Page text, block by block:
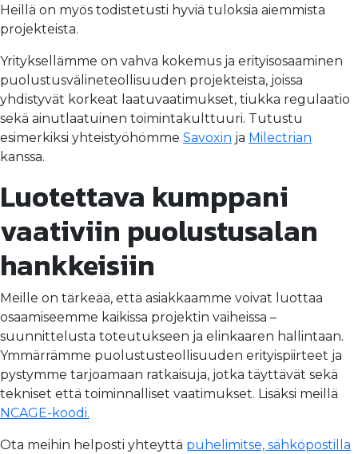
Heillä on myös todistetusti hyviä tuloksia aiemmista
projekteista.
Yrityksellämme on vahva kokemus ja erityisosaaminen
puolustusvälineteollisuuden projekteista, joissa
yhdistyvät korkeat laatuvaatimukset, tiukka regulaatio
sekä ainutlaatuinen toimintakulttuuri. Tutustu
esimerkiksi yhteistyöhömme Savoxin ja Milectrian
kanssa.
Luotettava kumppani
vaativiin puolustusalan
hankkeisiin
Meille on tärkeää, että asiakkaamme voivat luottaa
osaamiseemme kaikissa projektin vaiheissa –
suunnittelusta toteutukseen ja elinkaaren hallintaan.
Ymmärrämme puolustusteollisuuden erityispiirteet ja
pystymme tarjoamaan ratkaisuja, jotka täyttävät sekä
tekniset että toiminnalliset vaatimukset. Lisäksi meillä
NCAGE-koodi.
Ota meihin helposti yhteyttä puhelimitse, sähköpostilla